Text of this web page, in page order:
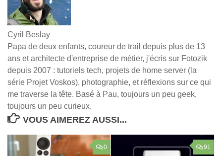
Cyril Beslay
Papa de deux enfants, coureur de trail depuis plus de 13
ans et architecte d'entreprise de métier, j'écris sur Fotozik
depuis 2007 : tutoriels tech, projets de home server (la
série Projet Voskos), photographie, et réflexions sur ce qui
me traverse la tête. Basé à Pau, toujours un peu geek,
toujours un peu curieux.
VOUS AIMEREZ AUSSI...
0 91